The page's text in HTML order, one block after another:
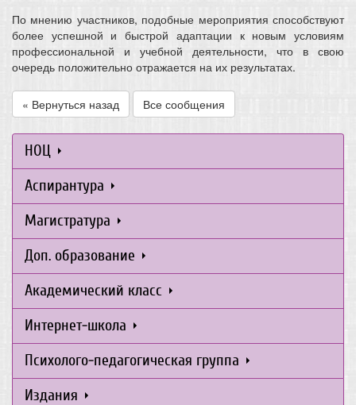
По мнению участников, подобные мероприятия способствуют
более успешной и быстрой адаптации к новым условиям
профессиональной и учебной деятельности, что в свою
очередь положительно отражается на их результатах.
« Вернуться назад Все сообщения
НОЦ
Аспирантура
Магистратура
Доп. образование
Академический класс
Интернет-школа
Психолого-педагогическая группа
Издания